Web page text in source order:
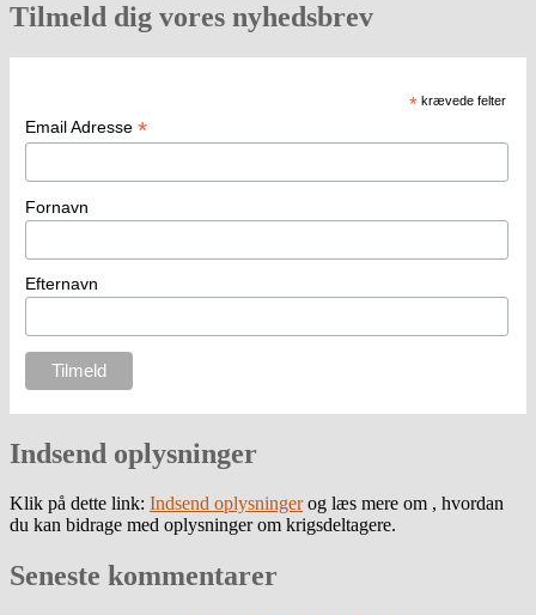
Tilmeld dig vores nyhedsbrev
* krævede felter
Email Adresse *
Fornavn
Efternavn
Indsend oplysninger
Klik på dette link: Indsend oplysningerog læs mere om , hvordan
du kan bidrage med oplysninger om krigsdeltagere.
Seneste kommentarer